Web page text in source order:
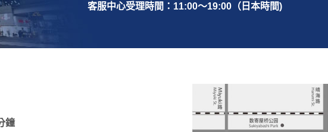
客服中心受理時間：11:00～19:00（日本時間)
鐘